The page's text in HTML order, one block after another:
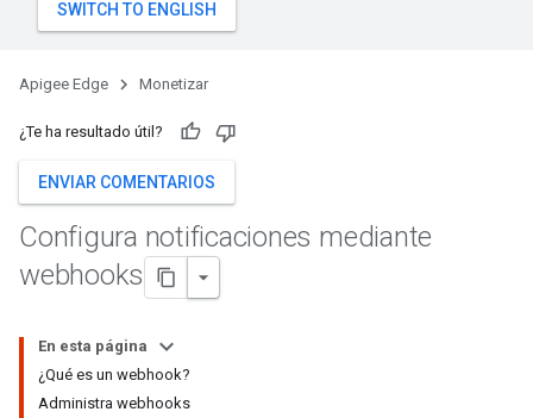
Apigee Edge Monetizar
¿Te ha resultado útil?
ENVIAR COMENTARIOS
Configura notificaciones mediante
webhooks
En esta página
¿Qué es un webhook?
Administra webhooks